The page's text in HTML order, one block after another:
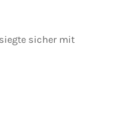
sicher mit